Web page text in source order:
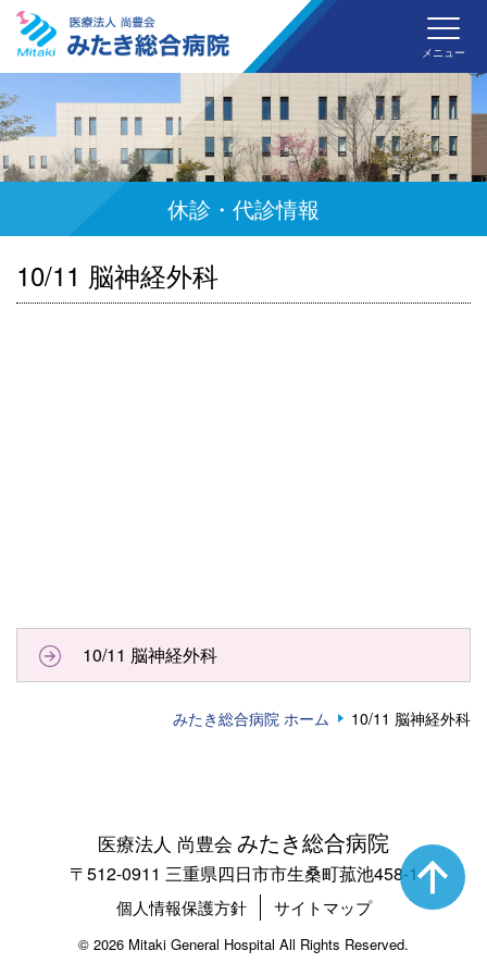
みた
メニュー
休診・代診情報
10/11 脳神経外科
10/11 脳神経外科
みたき総合病院 ホーム 10/11 脳神経外科
医療法人 尚豊会 みたき総合病院
〒512-0911 三重県四日市市生桑町菰池458-1
個人情報保護方針 サイトマップ
© 2026 Mitaki General Hospital All Rights Reserved.